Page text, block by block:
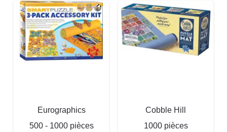
Eurographics
500 - 1000 pièces
Cobble Hill
1000 pièces